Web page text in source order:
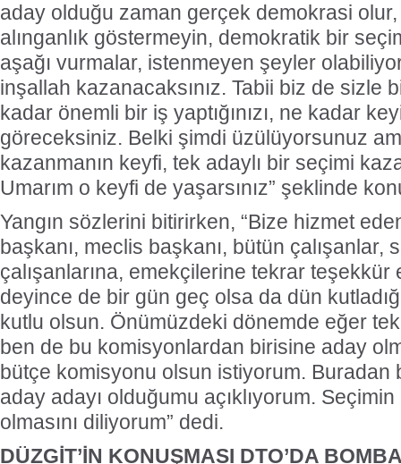
aday olduğu zaman gerçek demokrasi
alınganlık göstermeyin, demokratik bir
aşağı vurmalar, istenmeyen şeyler
inşallah kazanacaksınız. Tabii biz de sizle
kadar önemli bir iş yaptığınızı, ne kadar
göreceksiniz. Belki şimdi üzülüyorsunuz
kazanmanın keyfi, tek adaylı bir seçimi
Umarım o keyfi de yaşarsınız” şeklinde
Yangın sözlerini bitirirken, “Bize hizmet
başkanı, meclis başkanı, bütün çalışanlar,
çalışanlarına, emekçilerine tekrar
deyince de bir gün geç olsa da dün
kutlu olsun. Önümüzdeki dönemde eğer
ben de bu komisyonlardan birisine aday
bütçe komisyonu olsun istiyorum. Buradan
aday adayı olduğumu açıklıyorum. Seçimin
olmasını diliyorum” dedi.
DÜZGİT’İN KONUŞMASI DTO’DA